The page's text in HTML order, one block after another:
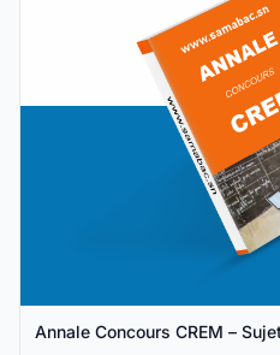
Annale Concours CREM –